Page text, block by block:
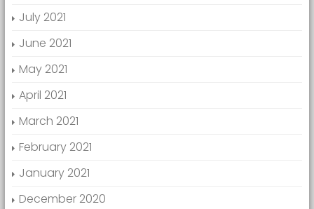
July 2021
June 2021
May 2021
April 2021
March 2021
February 2021
January 2021
December 2020